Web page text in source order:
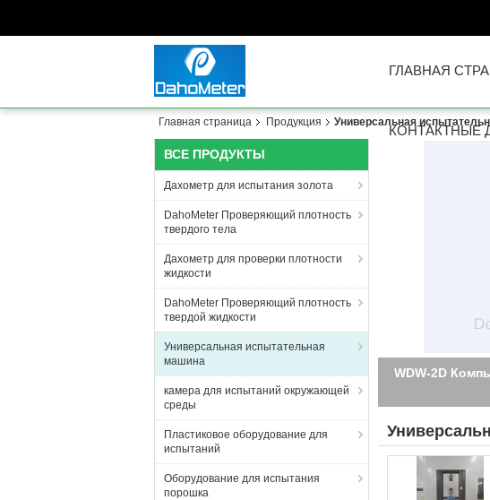
ГЛАВНАЯ
КОНТАКТНЫЕ
Главная страница Продукция Универсальная
ВСЕ ПРОДУКТЫ
Дахометр для испытания золота
DahoMeter Проверяющий плотность
твердого тела
Дахометр для проверки плотности
жидкости
DahoMeter Проверяющий плотность
твердой жидкости
Универсальная испытательная
машина
камера для испытаний окружающей
среды
Пластиковое оборудование для
испытаний
Оборудование для испытания
порошка
Цифровое
прочности на